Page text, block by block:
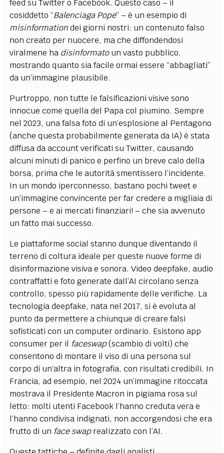
feed su Twitter o Facebook​. Questo caso – il
cosiddetto “Balenciaga Pope” – è un esempio di
misinformationdei giorni nostri: un contenuto falso
non creato per nuocere, ma che diffondendosi
viralmene ha disinformatoun vasto pubblico,
mostrando quanto sia facile ormai essere “abbagliati”
da un’immagine plausibile.
Purtroppo, non tutte le falsificazioni visive sono
innocue come quella del Papa col piumino. Sempre
nel 2023, una falsa foto di un’esplosione al Pentagono
(anche questa probabilmente generata da IA) è stata
diffusa da account verificati su Twitter, causando
alcuni minuti di panico e perfino un breve calo della
borsa, prima che le autorità smentissero l’incidente.
In un mondo iperconnesso, bastano pochi tweet e
un’immagine convincente per far credere a migliaia di
persone – e ai mercati finanziari! – che sia avvenuto
un fatto mai successo.
Le piattaforme social stanno dunque diventando il
terreno di coltura ideale per queste nuove forme di
disinformazione visiva e sonora. Video deepfake, audio
contraffatti e foto generate dall’AI circolano senza
controllo, spesso più rapidamente delle verifiche. La
tecnologia deepfake, nata nel 2017, si è evoluta al
punto da permettere a chiunque di creare falsi
sofisticati con un computer ordinario. Esistono app
consumer per il faceswap(scambio di volti) che
consentono di montare il viso di una persona sul
corpo di un’altra in fotografia, con risultati credibili​. In
Francia, ad esempio, nel 2024 un’immagine ritoccata
mostrava il Presidente Macron in pigiama rosa sul
letto: molti utenti Facebook l’hanno creduta vera e
l’hanno condivisa indignati, non accorgendosi che era
frutto di un face swaprealizzato con l’AI​.